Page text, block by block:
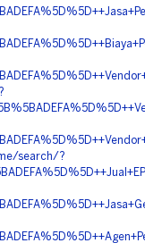
search/?